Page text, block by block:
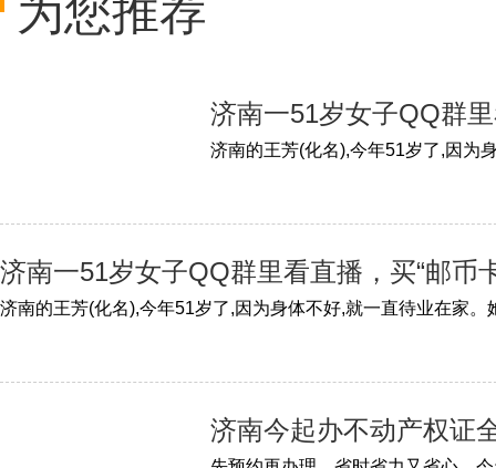
为您推荐
济南一51岁女子QQ群
济南一51岁女子QQ群里看直播，买“邮币
济南今起办不动产权证